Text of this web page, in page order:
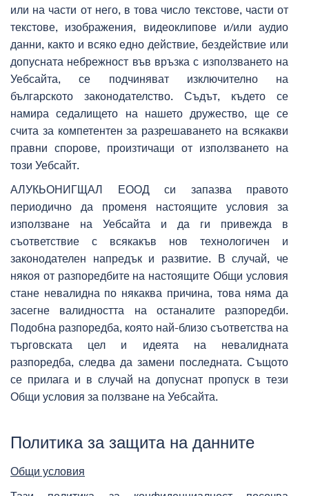
или на части от него, в това число текстове, части от
текстове, изображения, видеоклипове и/или аудио
данни, както и всяко едно действие, бездействие или
допусната небрежност във връзка с използването на
Уебсайта, се подчиняват изключително на
българското законодателство. Съдът, където се
намира седалището на нашето дружество, ще се
счита за компетентен за разрешаването на всякакви
правни спорове, произтичащи от използването на
този Уебсайт.
АЛУКЬОНИГЩАЛ ЕООД си запазва правото
периодично да променя настоящите условия за
използване на Уебсайта и да ги привежда в
съответствие с всякакъв нов технологичен и
законодателен напредък и развитие. В случай, че
някоя от разпоредбите на настоящите Общи условия
стане невалидна по някаква причина, това няма да
засегне валидността на останалите разпоредби.
Подобна разпоредба, която най-близо съответства на
търговската цел и идеята на невалидната
разпоредба, следва да замени последната. Същото
се прилага и в случай на допуснат пропуск в тези
Общи условия за ползване на Уебсайта.
Политика за защита на данните
Общи условия